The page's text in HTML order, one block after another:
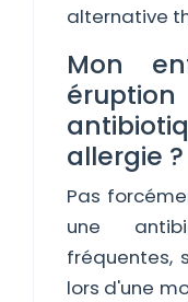
alternative
Mon
allergie ?
Pas
une
fréquentes,
lors d'une